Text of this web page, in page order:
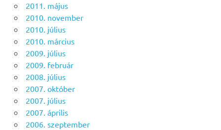
2011. május
2010. november
2010. július
2010. március
2009. július
2009. február
2008. július
2007. október
2007. július
2007. április
2006. szeptember